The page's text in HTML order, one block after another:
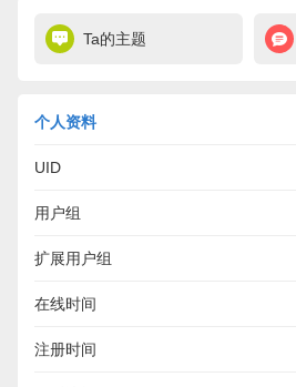
Ta的主题
个人资料
UID
用户组
扩展用户组
在线时间
注册时间